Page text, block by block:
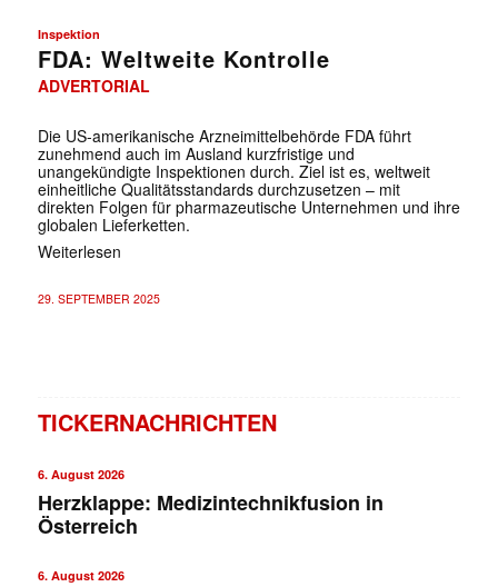
Inspektion
FDA: Weltweite Kontrolle
ADVERTORIAL
Die US-amerikanische Arzneimittelbehörde FDA führt
zunehmend auch im Ausland kurzfristige und
unangekündigte Inspektionen durch. Ziel ist es, weltweit
einheitliche Qualitätsstandards durchzusetzen – mit
direkten Folgen für pharmazeutische Unternehmen und ihre
globalen Lieferketten.
Weiterlesen
29. SEPTEMBER 2025
TICKERNACHRICHTEN
6. August 2026
Herzklappe: Medizintechnikfusion in
Österreich
6. August 2026